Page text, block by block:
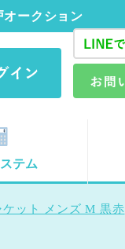
ークション
テム
ット メンズ M 黒赤